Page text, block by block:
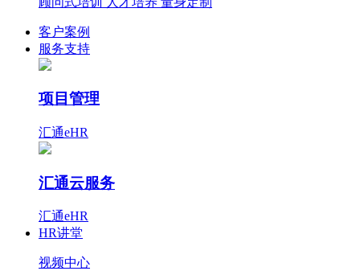
客户案例
服务支持
项目管理
汇通eHR
汇通云服务
汇通eHR
HR讲堂
视频中心